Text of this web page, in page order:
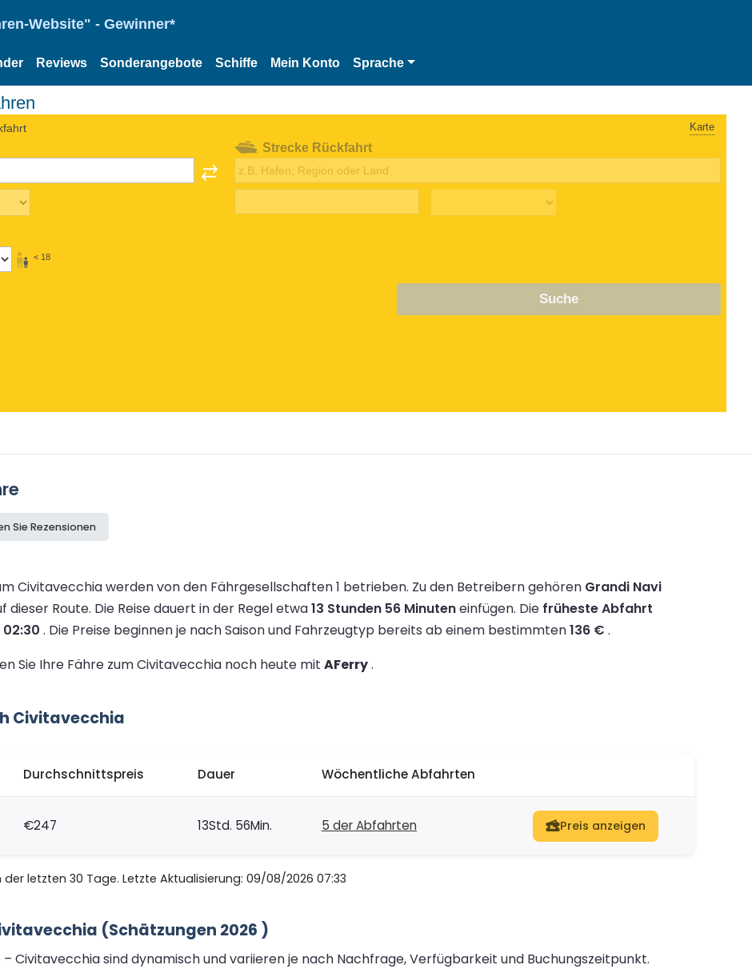
Website" - Gewinner*
Reviews Sonderangebote Schiffe Mein Konto Sprache
Karte
< 18
Strecke Rückfahrt
Suche
Sie Rezensionen
Civitavecchia werden von den Fährgesellschaften 1 betrieben. Zu den Betreibern gehören Grandi Navi
dieser Route. Die Reise dauert in der Regel etwa13 Stunden 56 Minuteneinfügen. Die früheste Abfahrt
. Die Preise beginnen je nach Saison und Fahrzeugtyp bereits ab einem bestimmten136 € .
Sie Ihre Fähre zum Civitavecchia noch heute mit AFerry.
Civitavecchia
Durchschnittspreis Dauer Wöchentliche Abfahrten
€247 13Std. 56Min. 5 der Abfahrten Preis anzeigen
letzten 30 Tage. Letzte Aktualisierung: 09/08/2026 07:33
(Schätzungen 2026 )
Civitavecchia sind dynamisch und variieren je nach Nachfrage, Verfügbarkeit und Buchungszeitpunkt.